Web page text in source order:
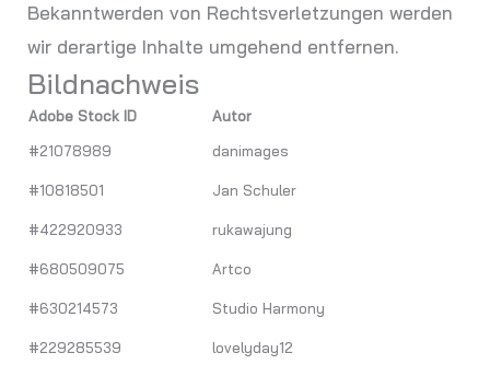
Bekanntwerden von Rechtsverletzungen werden
wir derartige Inhalte umgehend entfernen.
Bildnachweis
Adobe Stock ID
Autor
#21078989
danimages
#10818501 Jan Schuler
#422920933 rukawajung
#680509075 Artco
#630214573 Studio Harmony
#229285539 lovelyday12